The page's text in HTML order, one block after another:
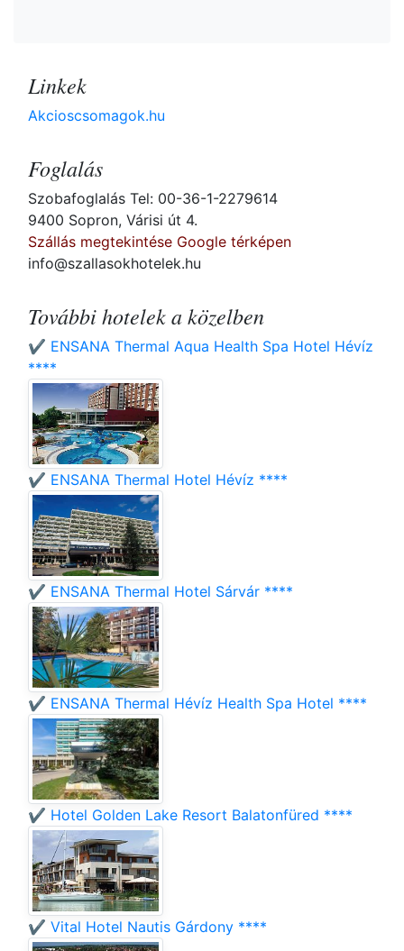
Linkek
Akcioscsomagok.hu
Foglalás
Szobafoglalás Tel: 00-36-1-2279614
9400 Sopron, Várisi út 4.
Szállás megtekintése Google térképen
info@szallasokhotelek.hu
További hotelek a közelben
✔️ ENSANA Thermal Aqua Health Spa Hotel Hévíz
****
✔️ ENSANA Thermal Hotel Hévíz ****
✔️ ENSANA Thermal Hotel Sárvár ****
✔️ ENSANA Thermal Hévíz Health Spa Hotel ****
✔️ Hotel Golden Lake Resort Balatonfüred ****
✔️ Vital Hotel Nautis Gárdony ****